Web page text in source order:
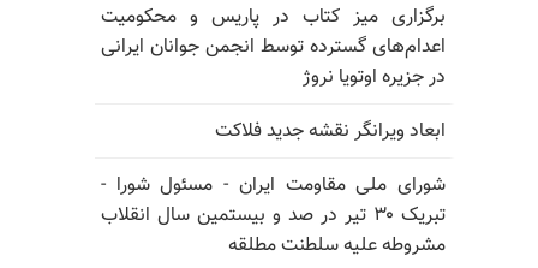
برگزاری میز کتاب در پاریس و محکومیت
اعدام‌های گسترده توسط انجمن جوانان ایرانی
در جزیره اوتویا نروژ
ابعاد ویرانگر نقشه جدید فلاکت
شورای ملی مقاومت ایران - مسئول شورا -
تبریک ۳۰ تیر در صد و بیستمین سال انقلاب
مشروطه علیه سلطنت مطلقه